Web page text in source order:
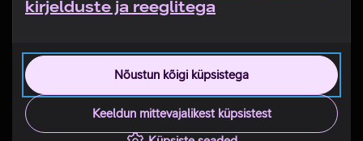
kirjelduste ja reeglitega
Nõustun kõigi küpsistega
Keeldun mittevajalikest küpsistest